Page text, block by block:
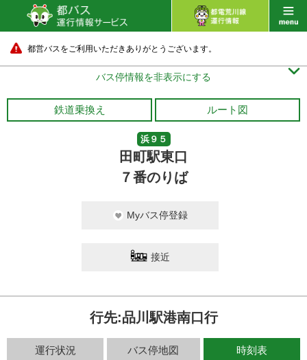
都営バスをご利用いただきありがとうございます。
バス停情報を非表示にする 
鉄道乗換え ルート図
浜９５
田町駅東口
７番のりば
Myバス停登録
接近
行先:品川駅港南口行
運行状況 バス停地図 時刻表